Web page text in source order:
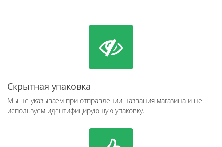
Скрытная упаковка
Мы не указываем при отправлении названия магазина и не
используем идентифицирующую упаковку.